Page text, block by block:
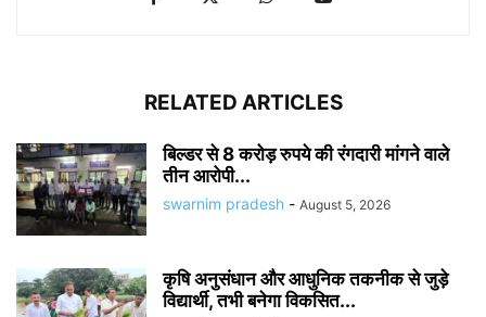
RELATED ARTICLES
बिल्डर से 8 करोड़ रुपये की रंगदारी मांगने वाले
तीन आरोपी...
swarnim pradesh - August 5, 2026
कृषि अनुसंधान और आधुनिक तकनीक से जुड़े
विद्यार्थी, तभी बनेगा विकसित...